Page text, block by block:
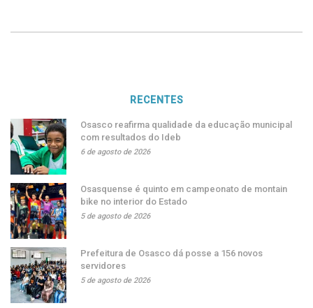
RECENTES
Osasco reafirma qualidade da educação municipal
com resultados do Ideb
6 de agosto de 2026
Osasquense é quinto em campeonato de montain
bike no interior do Estado
5 de agosto de 2026
Prefeitura de Osasco dá posse a 156 novos
servidores
5 de agosto de 2026